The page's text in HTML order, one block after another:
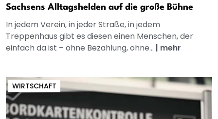
Sachsens Alltagshelden auf die große Bühne
In jedem Verein, in jeder Straße, in jedem
Treppenhaus gibt es diesen einen Menschen, der
einfach da ist – ohne Bezahlung, ohne... | mehr
WIRTSCHAFT